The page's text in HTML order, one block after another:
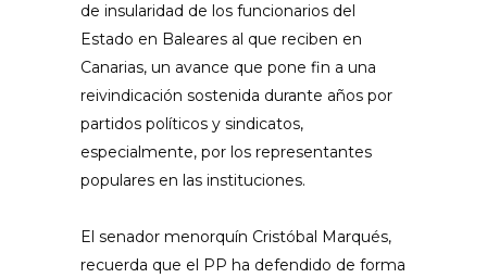
de insularidad de los funcionarios del
Estado en Baleares al que reciben en
Canarias, un avance que pone fin a una
reivindicación sostenida durante años por
partidos políticos y sindicatos,
especialmente, por los representantes
populares en las instituciones.
El senador menorquín Cristóbal Marqués,
recuerda que el PP ha defendido de forma